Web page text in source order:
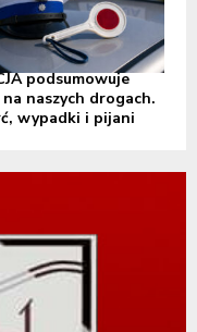
podsumowuje
naszych drogach.
wypadki i pijani